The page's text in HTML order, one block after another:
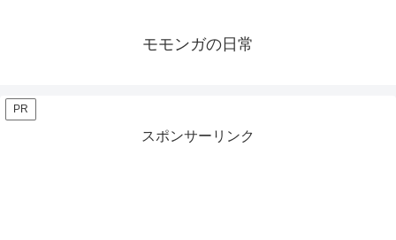
モモンガの日常
PR
スポンサーリンク